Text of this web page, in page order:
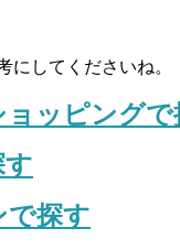
にしてくださいね。
ョッピングで
探す